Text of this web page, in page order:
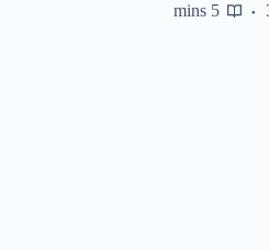
5 mins